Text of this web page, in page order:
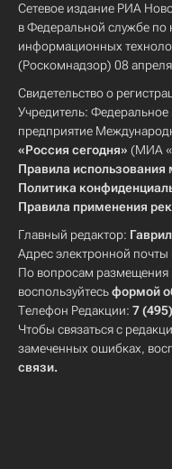
Сетевое издание РИА
в Федеральной службе по
информационных
(Роскомнадзор) 08
Свидетельство о
Учредитель: Федеральное
предприятие
«Россия сегодня» (МИА
Правила использования
Политика
Правила применения
Главный редактор:
Адрес электронной почты
По вопросам размещения
воспользуйтесьформой
Телефон Редакции: 7
Чтобы связаться с
замеченных ошибках,
связи.